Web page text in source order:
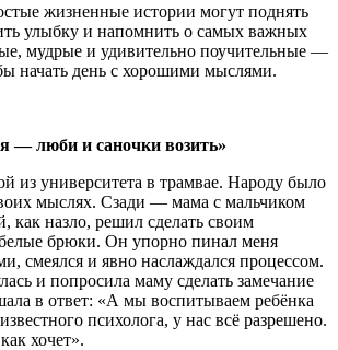
жизненные истории могут поднять
улыбку и напомнить о самых важных
мудрые и удивительно поучительные —
начать день с хорошими мыслями.
— люби и саночки возить»
из университета в трамвае. Народу было
мыслях. Сзади — мама с мальчиком
как назло, решил сделать своим
брюки. Он упорно пинал меня
смеялся и явно наслаждался процессом.
и попросила маму сделать замечание
в ответ: «А мы воспитываем ребёнка
психолога, у нас всё разрешено.
хочет».